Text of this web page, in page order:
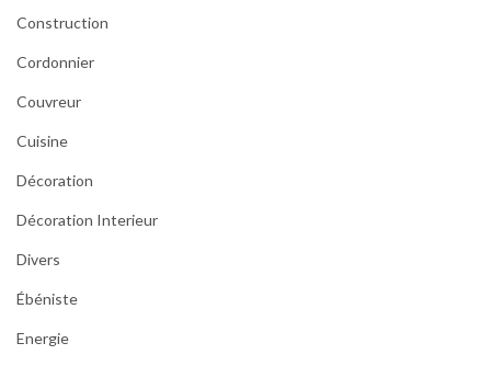
Construction
Cordonnier
Couvreur
Cuisine
Décoration
Décoration Interieur
Divers
Ébéniste
Energie